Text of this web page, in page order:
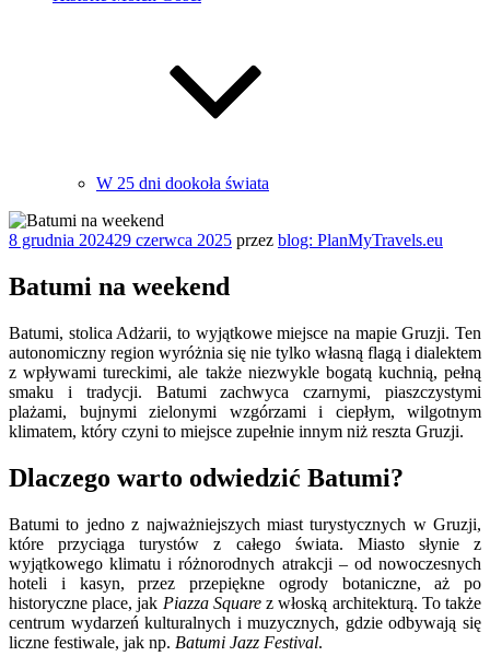
W 25 dni dookoła świata
Opublikowane
8 grudnia 202429 czerwca 2025 przez blog: PlanMyTravels.eu
Batumi na weekend
Batumi, stolica Adżarii, to wyjątkowe miejsce na mapie Gruzji. Ten
autonomiczny region wyróżnia się nie tylko własną flagą i dialektem
z wpływami tureckimi, ale także niezwykle bogatą kuchnią, pełną
smaku i tradycji. Batumi zachwyca czarnymi, piaszczystymi
plażami, bujnymi zielonymi wzgórzami i ciepłym, wilgotnym
klimatem, który czyni to miejsce zupełnie innym niż reszta Gruzji.
Dlaczego warto odwiedzić Batumi?
Batumi to jedno z najważniejszych miast turystycznych w Gruzji,
które przyciąga turystów z całego świata. Miasto słynie z
wyjątkowego klimatu i różnorodnych atrakcji – od nowoczesnych
hoteli i kasyn, przez przepiękne ogrody botaniczne, aż po
historyczne place, jak Piazza Squarez włoską architekturą. To także
centrum wydarzeń kulturalnych i muzycznych, gdzie odbywają się
liczne festiwale, jak np. Batumi Jazz Festival.